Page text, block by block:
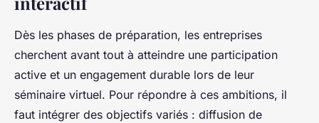
Dès les phases de préparation, les entreprises
cherchent avant tout à atteindre une participation
active et un engagement durable lors de leur
séminaire virtuel. Pour répondre à ces ambitions, il
faut intégrer des objectifs variés : diffusion de